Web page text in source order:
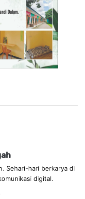
Sehari-hari berkarya di
digital.